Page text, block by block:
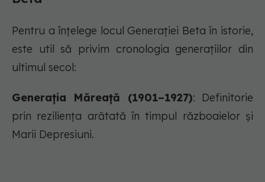
Pentru a înțelege locul Generației Beta în istorie,
este util să privim cronologia generațiilor din
ultimul secol:
Generația Măreață (1901–1927): Definitorie
prin reziliența arătată în timpul războaielor și
Marii Depresiuni.